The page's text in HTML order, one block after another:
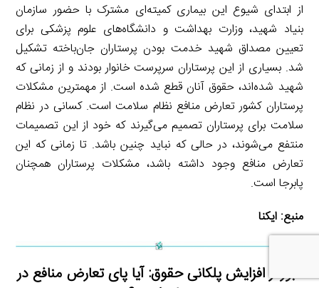
از ابتدای شیوع این بیماری کمیته‌ای مشترک با حضور سازمان
بنیاد شهید، وزارت بهداشت و دانشگاه‌های علوم پزشکی برای
تعیین مصداق شهید خدمت بودن پرستاران جان‌باخته تشکیل
شد. بسیاری از این پرستاران سرپرست خانوار بودند و از زمانی که
شهید شده‌اند، حقوق آنان قطع شده است. از مهمترین مشکلات
پرستاران کشور تعارض منافع نظام سلامت است. کسانی در نظام
سلامت برای پرستاران تصمیم می‌گیرند که خود از این تصمیمات
منتفع می‌شوند، در حالی که نباید چنین باشد. تا زمانی که این
تعارض منافع وجود داشته باشد، مشکلات پرستاران همچنان
پابرجا است.
منبع: ایکنا
عبور از افزایش پلکانی حقوق: آیا پای تعارض منافع در